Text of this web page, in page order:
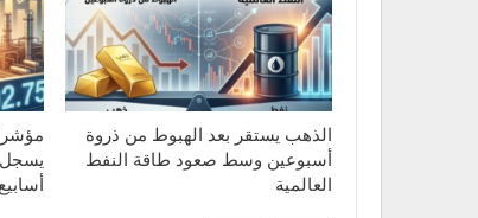
الذهب يستقر بعد الهبوط من ذروة
أسبوعين وسط صعود طاقة النفط
العالمية
أسابيع